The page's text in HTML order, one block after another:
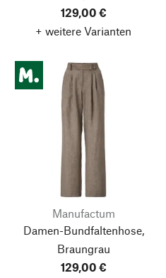
129,00 €
+ weitere Varianten
Manufactum
Damen-Bundfaltenhose,
Braungrau
129,00 €